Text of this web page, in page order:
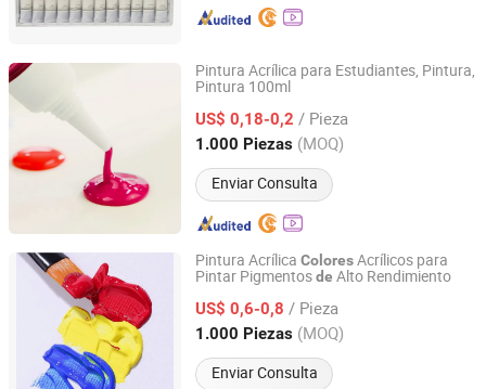
Pintura Acrílica para Estudiantes, Pintura,
Pintura 100ml
US$ 0,18-0,2 / Pieza
1.000 Piezas (MOQ)
Enviar Consulta
Jinhua Gowin Canvas Co., Ltd.
Zhejiang, China Desde 2011
Pintura Acrílica ColoresAcrílicos para
Pintar Pigmentosde Alto Rendimiento
US$ 0,6-0,8 / Pieza
1.000 Piezas (MOQ)
Enviar Consulta
Jinhua Gowin Canvas Co., Ltd.
Zhejiang, China Desde 2011